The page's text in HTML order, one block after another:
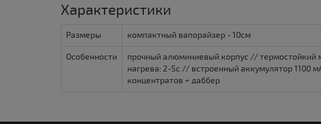
Характеристики
Размеры компактный вапорайзер - 10см
Особенности
прочный алюминиевый корпус // термостойкий
нагрева: 2-5с // встроенный аккумулятор 1100
концентратов + даббер